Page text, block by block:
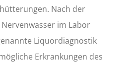
Nach der
im Labor
Liquordiagnostik
Erkrankungen des